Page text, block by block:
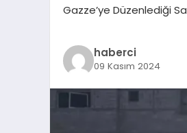
Gazze’ye Düzenlediği
haberci
09 Kasım 2024